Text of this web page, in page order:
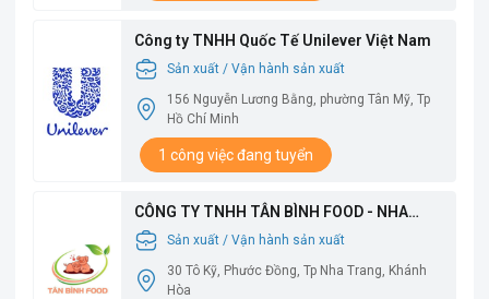
Công ty TNHH Quốc Tế Unilever Việt Nam
Sản xuất / Vận hành sản xuất
156 Nguyễn Lương Bằng, phường Tân Mỹ, Tp
Hồ Chí Minh
1 công việc đang tuyển
CÔNG TY TNHH TÂN BÌNH FOOD - NHA
TRANGSản xuất / Vận hành sản xuất
30 Tô Kỹ, Phước Đồng, Tp Nha Trang, Khánh
Hòa